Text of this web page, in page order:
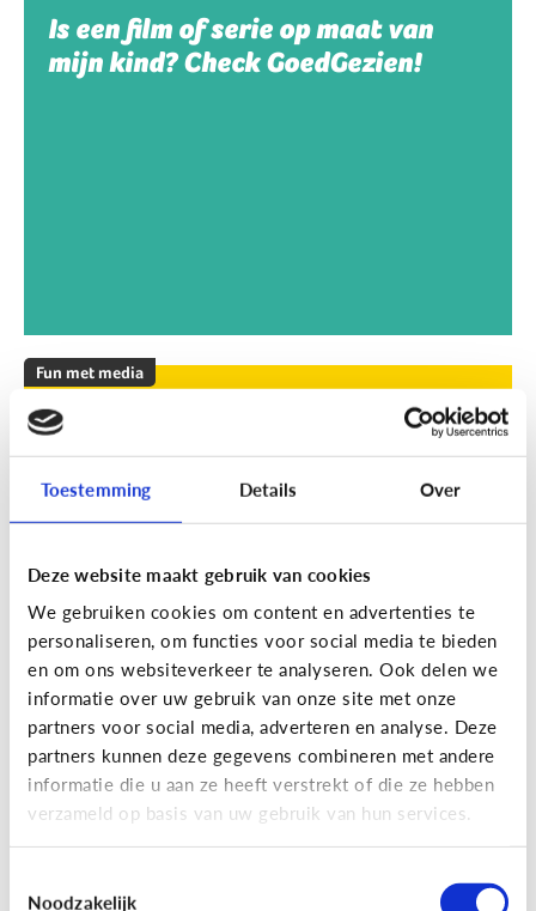
Toestemming Details Over
Deze website maakt gebruik van cookies
We gebruiken cookies om content en advertenties te
personaliseren, om functies voor social media te bieden
en om ons websiteverkeer te analyseren. Ook delen we
informatie over uw gebruik van onze site met onze
partners voor social media, adverteren en analyse. Deze
partners kunnen deze gegevens combineren met andere
informatie die u aan ze heeft verstrekt of die ze hebben
verzameld op basis van uw gebruik van hun services.
Noodzakelijk
Is een film of serie op maat van
mijn kind? Check GoedGezien!
Fun met media
Leuke apps voor tieners om de
zomer door te komen
Geef je kind een duwtje in de rug met deze leuke
apps tegen verveling, waar ze op eigen houtje
Fun met media
Fun met foto’s: zo boost je de
creativiteit van je kind